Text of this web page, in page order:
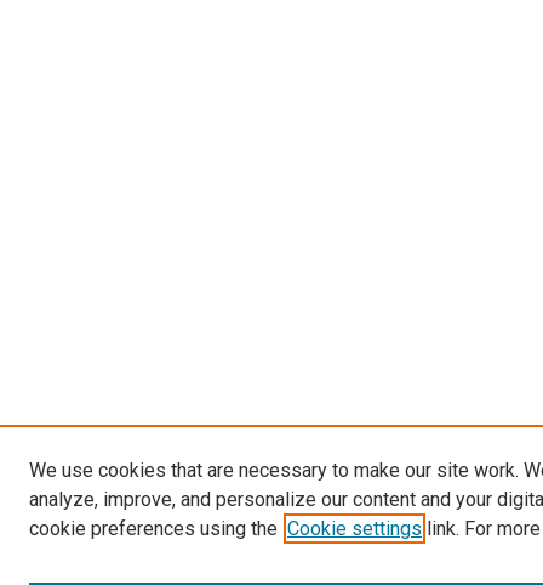
We use cookies that are necessary to make our site work.
analyze, improve, and personalize our content and your
cookie preferences using the Cookie settings link. For